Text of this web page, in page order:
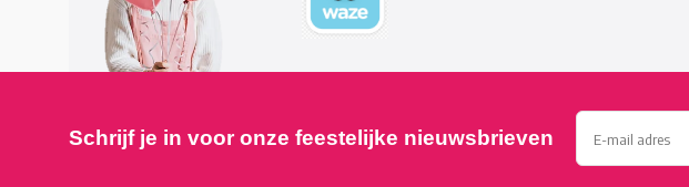
Schrijf je in voor onze feestelijke nieuwsbrieven